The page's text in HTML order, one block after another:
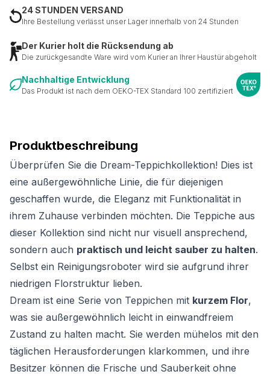
Produktbeschreibung
Überprüfen Sie die Dream-Teppichkollektion! Dies ist
eine außergewöhnliche Linie, die für diejenigen
geschaffen wurde, die Eleganz mit Funktionalität in
ihrem Zuhause verbinden möchten. Die Teppiche aus
dieser Kollektion sind nicht nur visuell ansprechend,
sondern auch praktisch und leicht sauber zu halten.
Selbst ein Reinigungsroboter wird sie aufgrund ihrer
niedrigen Florstruktur lieben.
Dream ist eine Serie von Teppichen mit kurzem Flor,
was sie außergewöhnlich leicht in einwandfreiem
Zustand zu halten macht. Sie werden mühelos mit den
täglichen Herausforderungen klarkommen, und ihre
Besitzer können die Frische und Sauberkeit ohne
24 STUNDEN VERSAND
Ihre Bestellung verlässt unser Lager innerhalb von 24 Stunden
Der Kurier holt die Rücksendung ab
Die zurückgesandte Ware wird vom Kurier an Ihrer Haustür abgeholt
Nachhaltige Entwicklung
Das Produkt ist nach dem OEKO-TEX Standard 100 zertifiziert